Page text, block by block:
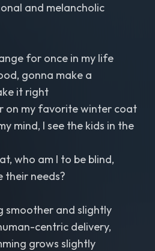
and melancholic
for once in my life
gonna make a
it right
on my favorite winter coat
mind, I see the kids in the
who am I to be blind,
their needs?
smoother and slightly
centric delivery,
grows slightly